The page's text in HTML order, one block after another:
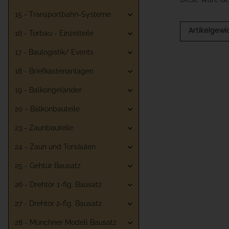
15 - Transportbahn-Systeme
16 - Torbau - Einzelteile
17 - Baulogistik/ Events
18 - Briefkästenanlagen
19 - Balkongeländer
20 - Balkonbauteile
23 - Zaunbauteile
24 - Zaun und Torsäulen
25 - Gehtür Bausatz
26 - Drehtor 1-flg. Bausatz
27 - Drehtor 2-flg. Bausatz
28 - Münchner Modell Bausatz